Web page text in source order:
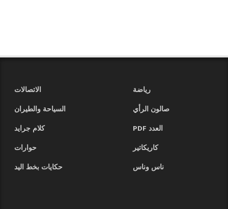
رياضة
الاتصالات
صالون الرأي
السياحة والطيران
العدد PDF
كلام جرايد
كاريكاتير
حوارات
ناس وناس
حكايات بخط اليد